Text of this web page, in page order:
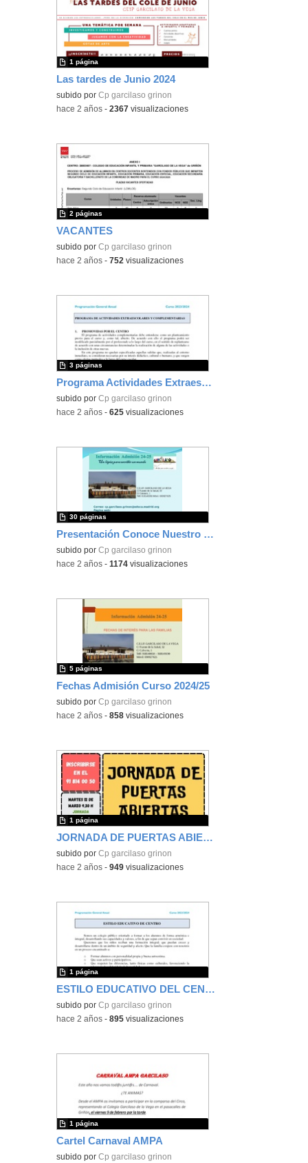
Las tardes de Junio 2024
subido porCp garcilaso grinon
1 página
-hace 2 años -2367 visualizaciones
VACANTES
subido porCp garcilaso grinon
2 páginas
-hace 2 años -752 visualizaciones
Programa Actividades Extraescolares
subido porCp garcilaso grinon
3 páginas
-hace 2 años -625 visualizaciones
Presentación Conoce Nuestro Cole.
subido porCp garcilaso grinon
30 páginas
-hace 2 años -1174 visualizaciones
Fechas Admisión Curso 2024/25
subido porCp garcilaso grinon
5 páginas
-hace 2 años -858 visualizaciones
JORNADA DE PUERTAS ABIERTAS ADMISIÓN CURSO 2024/25
subido porCp garcilaso grinon
1 página
-hace 2 años -949 visualizaciones
ESTILO EDUCATIVO DEL CENTRO
subido porCp garcilaso grinon
1 página
-hace 2 años -895 visualizaciones
Cartel Carnaval AMPA
subido porCp garcilaso grinon
1 página